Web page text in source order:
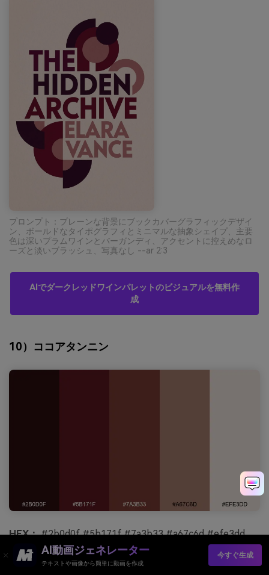
プロンプト：プレーンな背景にブックカバーグラフィックデザイ
ン、ボールドなタイポグラフィとミニマルな抽象シェイプ、主要
色は深いプラムワインとバーガンディ、アクセントに控えめなロ
ーズと淡いブラッシュ、写真なし --ar 2:3
AIでダークレッドワインパレットのビジュアルを無料作
成
10）ココアタンニン
HEX：#2b0d0f #5b171f #7a3b33 #a67c6d #efe3dd
雰囲気：アーシー、居心地良い、美食的
AI動画ジェネレーター
テキストや画像から簡単に動画を作成
今すぐ生成